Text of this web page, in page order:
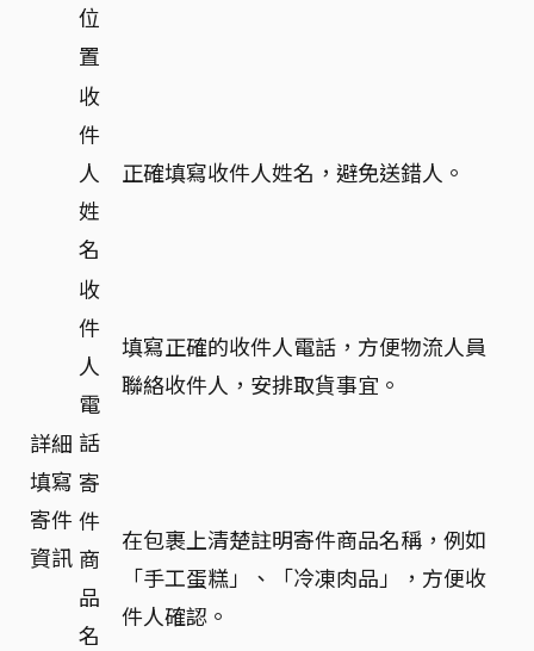
位
置
詳細
填寫
寄件
資訊
收
件
人
姓
名
正確填寫收件人姓名，避免送錯人。
收
件
人
電
話
填寫正確的收件人電話，方便物流人員
聯絡收件人，安排取貨事宜。
寄
件
商
品
名
在包裹上清楚註明寄件商品名稱，例如
「手工蛋糕」、「冷凍肉品」，方便收
件人確認。